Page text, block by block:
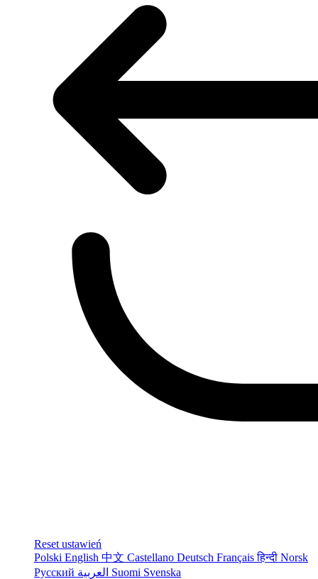
Reset ustawień
Polski English 中文 Castellano Deutsch Françaisहिन्दी Norsk
Русский
Suomi Svenska